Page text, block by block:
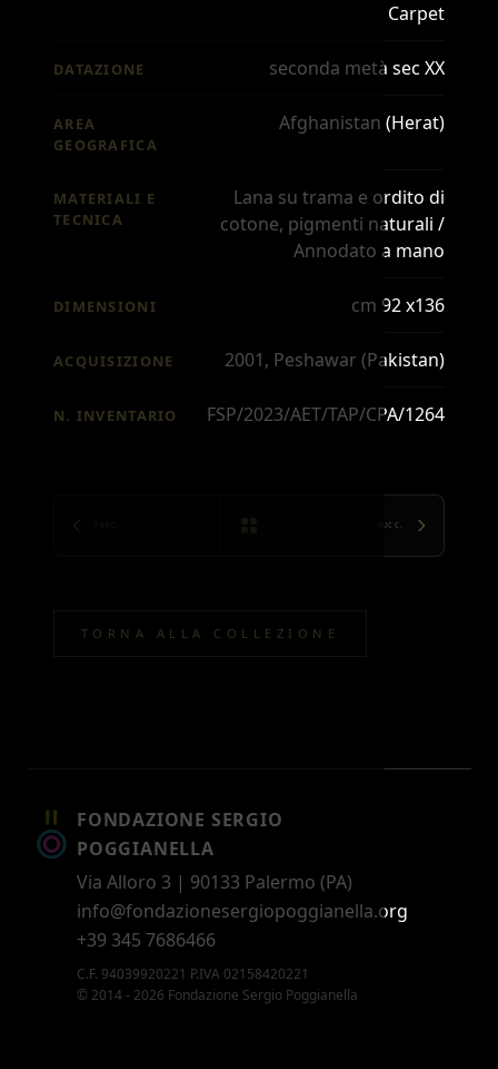
Carpet
DATAZIONE seconda metà sec XX
AREA
GEOGRAFICA
Afghanistan (Herat)
MATERIALI E
TECNICA
Lana su trama e ordito di
cotone, pigmenti naturali /
Annodato a mano
DIMENSIONI cm 92 x136
ACQUISIZIONE 2001, Peshawar (Pakistan)
N. INVENTARIO FSP/2023/AET/TAP/CPA/1264
SUCC.
TORNA ALLA COLLEZIONE
FONDAZIONE SERGIO
POGGIANELLA
Via Alloro 3 | 90133 Palermo (PA)
info@fondazionesergiopoggianella.org
+39 345 7686466
C.F. 94039920221 P.IVA 02158420221
© 2014 - 2026 Fondazione Sergio Poggianella